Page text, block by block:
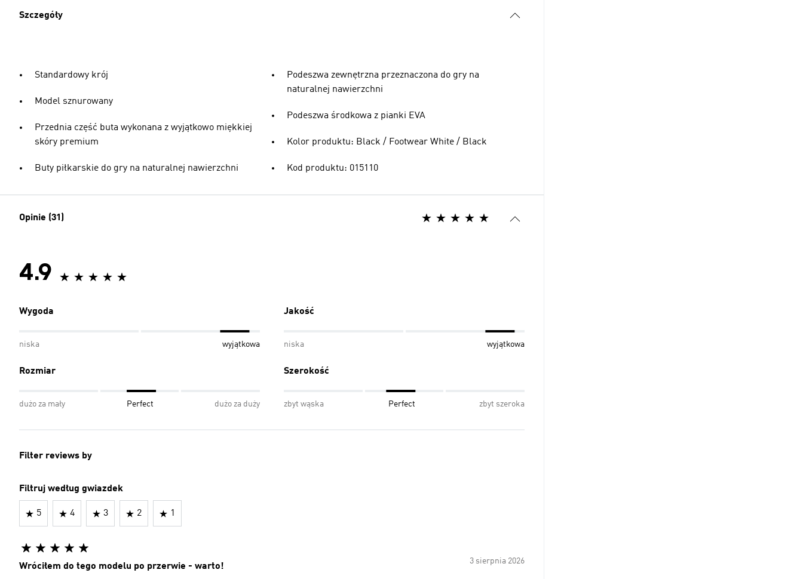
Szczegóły
Standardowy krój
Model sznurowany
Przednia część buta wykonana z wyjątkowo miękkiej
skóry premium
Buty piłkarskie do gry na naturalnej nawierzchni
Podeszwa zewnętrzna przeznaczona do gry na
naturalnej nawierzchni
Podeszwa środkowa z pianki EVA
Kolor produktu: Black / Footwear White / Black
Kod produktu: 015110
Opinie (31)
4.9
Wygoda
niska wyjątkowa
Jakość
niska wyjątkowa
Rozmiar
dużo za mały Perfect dużo za duży
Szerokość
zbyt wąska Perfect zbyt szeroka
Filter reviews by
Filtruj według gwiazdek
5 4 3 2 1
3 sierpnia 2026
Wróciłem do tego modelu po przerwie - warto!